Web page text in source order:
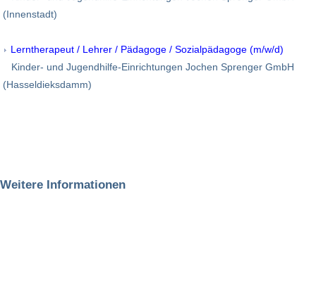
(Innenstadt)
Lerntherapeut / Lehrer / Pädagoge / Sozialpädagoge (m/w/d)
Kinder- und Jugendhilfe-Einrichtungen Jochen Sprenger GmbH
(Hasseldieksdamm)
Weitere Informationen